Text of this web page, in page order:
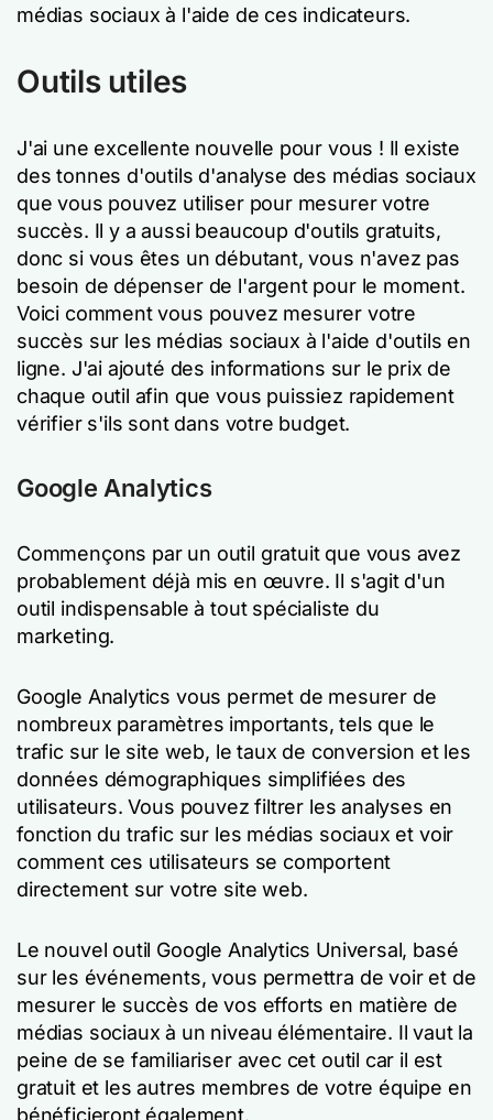
médias sociaux à l'aide de ces indicateurs.
Outils utiles
J'ai une excellente nouvelle pour vous ! Il existe
des tonnes d'outils d'analyse des médias sociaux
que vous pouvez utiliser pour mesurer votre
succès. Il y a aussi beaucoup d'outils gratuits,
donc si vous êtes un débutant, vous n'avez pas
besoin de dépenser de l'argent pour le moment.
Voici comment vous pouvez mesurer votre
succès sur les médias sociaux à l'aide d'outils en
ligne. J'ai ajouté des informations sur le prix de
chaque outil afin que vous puissiez rapidement
vérifier s'ils sont dans votre budget.
Google Analytics
Commençons par un outil gratuit que vous avez
probablement déjà mis en œuvre. Il s'agit d'un
outil indispensable à tout spécialiste du
marketing.
Google Analytics vous permet de mesurer de
nombreux paramètres importants, tels que le
trafic sur le site web, le taux de conversion et les
données démographiques simplifiées des
utilisateurs. Vous pouvez filtrer les analyses en
fonction du trafic sur les médias sociaux et voir
comment ces utilisateurs se comportent
directement sur votre site web.
Le nouvel outil Google Analytics Universal, basé
sur les événements, vous permettra de voir et de
mesurer le succès de vos efforts en matière de
médias sociaux à un niveau élémentaire. Il vaut la
peine de se familiariser avec cet outil car il est
gratuit et les autres membres de votre équipe en
bénéficieront également.